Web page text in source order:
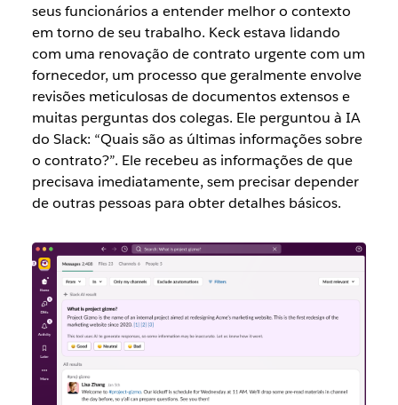
seus funcionários a entender melhor o contexto
em torno de seu trabalho. Keck estava lidando
com uma renovação de contrato urgente com um
fornecedor, um processo que geralmente envolve
revisões meticulosas de documentos extensos e
muitas perguntas dos colegas. Ele perguntou à IA
do Slack: “Quais são as últimas informações sobre
o contrato?”. Ele recebeu as informações de que
precisava imediatamente, sem precisar depender
de outras pessoas para obter detalhes básicos.